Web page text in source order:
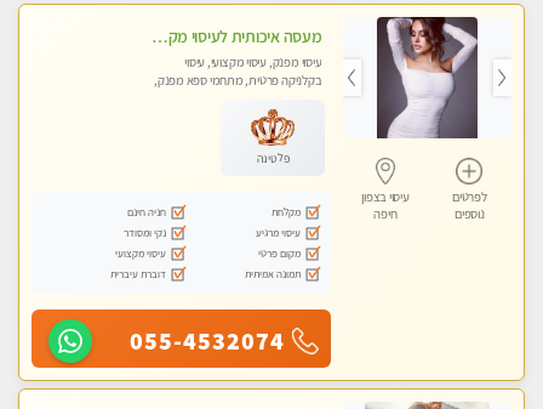
לפרטים
נוספים
עיסוי בצפון
חיפה
מעסה איכותית לעיסוי מקצועי ומפנק לכל שרירי הגוף פרטי !!+אבנים חמות
עיסוי מפנק, עיסוי מקצועי, עיסוי
בקלניקה פרטית, מתחמי ספא מפנק,
פלטינה
מקלחת
חניה חינם
עיסוי מרגיע
נקי ומסודר
מקום פרטי
עיסוי מקצועי
תמונה אמיתית
דוברת עיברית
055-4532074